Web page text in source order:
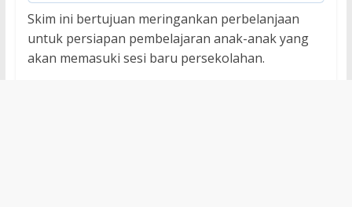
Skim ini bertujuan meringankan perbelanjaan
untuk persiapan pembelajaran anak-anak yang
akan memasuki sesi baru persekolahan.